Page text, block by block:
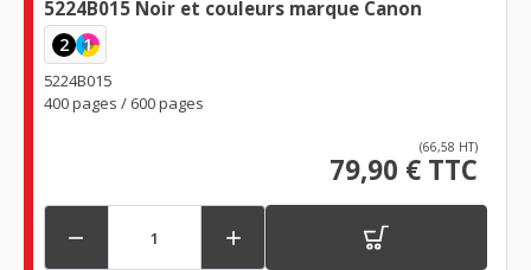
5224B015 Noir et couleurs marque Canon
2 1
5224B015
400 pages / 600 pages
(66,58 HT)
79,90 € TTC
 